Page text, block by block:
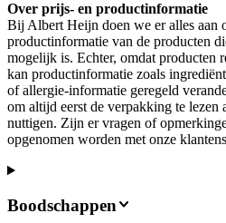
Over prijs- en productinformatie
Bij Albert Heijn doen we er alles aan
productinformatie van de producten
mogelijk is. Echter, omdat producten
kan productinformatie zoals
of allergie-informatie geregeld
om altijd eerst de verpakking te lezen
nuttigen. Zijn er vragen of
opgenomen worden met onze
Boodschappen